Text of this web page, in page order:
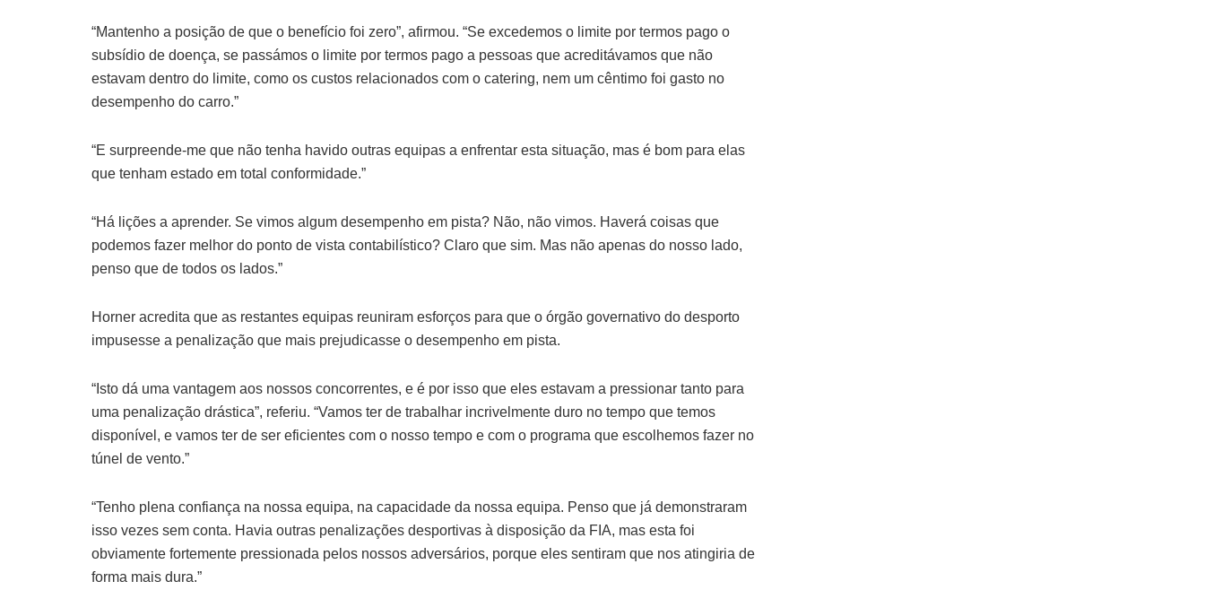
“Mantenho a posição de que o benefício foi zero”, afirmou. “Se excedemos o limite por termos pago o
subsídio de doença, se passámos o limite por termos pago a pessoas que acreditávamos que não
estavam dentro do limite, como os custos relacionados com o catering, nem um cêntimo foi gasto no
desempenho do carro.”
“E surpreende-me que não tenha havido outras equipas a enfrentar esta situação, mas é bom para elas
que tenham estado em total conformidade.”
“Há lições a aprender. Se vimos algum desempenho em pista? Não, não vimos. Haverá coisas que
podemos fazer melhor do ponto de vista contabilístico? Claro que sim. Mas não apenas do nosso lado,
penso que de todos os lados.”
Horner acredita que as restantes equipas reuniram esforços para que o órgão governativo do desporto
impusesse a penalização que mais prejudicasse o desempenho em pista.
“Isto dá uma vantagem aos nossos concorrentes, e é por isso que eles estavam a pressionar tanto para
uma penalização drástica”, referiu. “Vamos ter de trabalhar incrivelmente duro no tempo que temos
disponível, e vamos ter de ser eficientes com o nosso tempo e com o programa que escolhemos fazer no
túnel de vento.”
“Tenho plena confiança na nossa equipa, na capacidade da nossa equipa. Penso que já demonstraram
isso vezes sem conta. Havia outras penalizações desportivas à disposição da FIA, mas esta foi
obviamente fortemente pressionada pelos nossos adversários, porque eles sentiram que nos atingiria de
forma mais dura.”